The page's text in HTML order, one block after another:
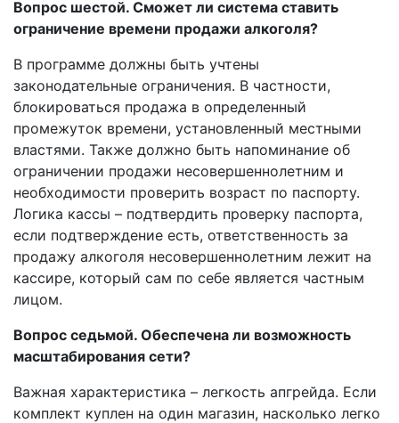
Вопрос шестой. Сможет ли система ставить
ограничение времени продажи алкоголя?
В программе должны быть учтены
законодательные ограничения. В частности,
блокироваться продажа в определенный
промежуток времени, установленный местными
властями. Также должно быть напоминание об
ограничении продажи несовершеннолетним и
необходимости проверить возраст по паспорту.
Логика кассы – подтвердить проверку паспорта,
если подтверждение есть, ответственность за
продажу алкоголя несовершеннолетним лежит на
кассире, который сам по себе является частным
лицом.
Вопрос седьмой. Обеспечена ли возможность
масштабирования сети?
Важная характеристика – легкость апгрейда. Если
комплект куплен на один магазин, насколько легко